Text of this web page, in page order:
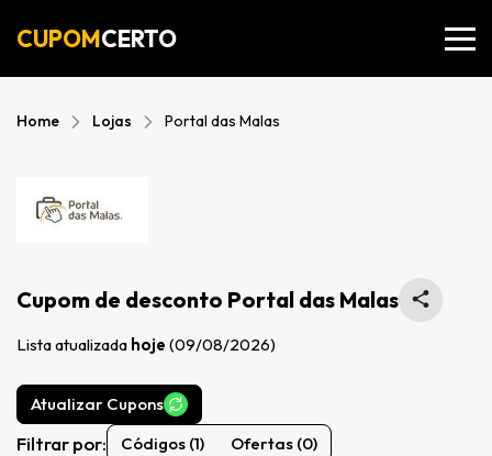
CUPOMCERTO
Home Lojas Portal das Malas
Cupom de desconto Portal das Malas
Lista atualizada hoje (09/08/2026)
Filtrar por: Códigos (1) Ofertas (0)
Atualizar Cupons